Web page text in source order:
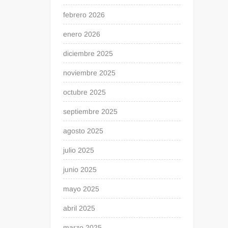
febrero 2026
enero 2026
diciembre 2025
noviembre 2025
octubre 2025
septiembre 2025
agosto 2025
julio 2025
junio 2025
mayo 2025
abril 2025